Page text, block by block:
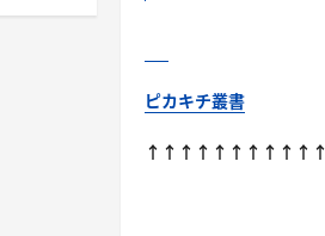
ピカキチ叢書